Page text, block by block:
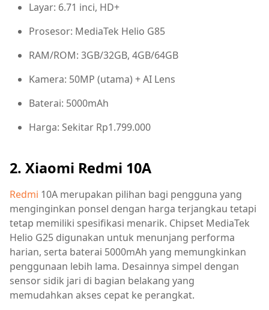
Layar: 6.71 inci, HD+
Prosesor: MediaTek Helio G85
RAM/ROM: 3GB/32GB, 4GB/64GB
Kamera: 50MP (utama) + AI Lens
Baterai: 5000mAh
Harga: Sekitar Rp1.799.000
2. Xiaomi Redmi 10A
Redmi 10A merupakan pilihan bagi pengguna yang
menginginkan ponsel dengan harga terjangkau tetapi
tetap memiliki spesifikasi menarik. Chipset MediaTek
Helio G25 digunakan untuk menunjang performa
harian, serta baterai 5000mAh yang memungkinkan
penggunaan lebih lama. Desainnya simpel dengan
sensor sidik jari di bagian belakang yang
memudahkan akses cepat ke perangkat.